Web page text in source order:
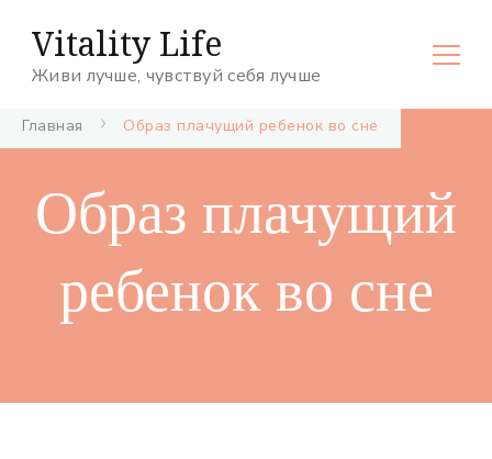
Vitality Life
Живи лучше, чувствуй себя лучше
Главная Образ плачущий ребенок во сне
Образ плачущий
ребенок во сне